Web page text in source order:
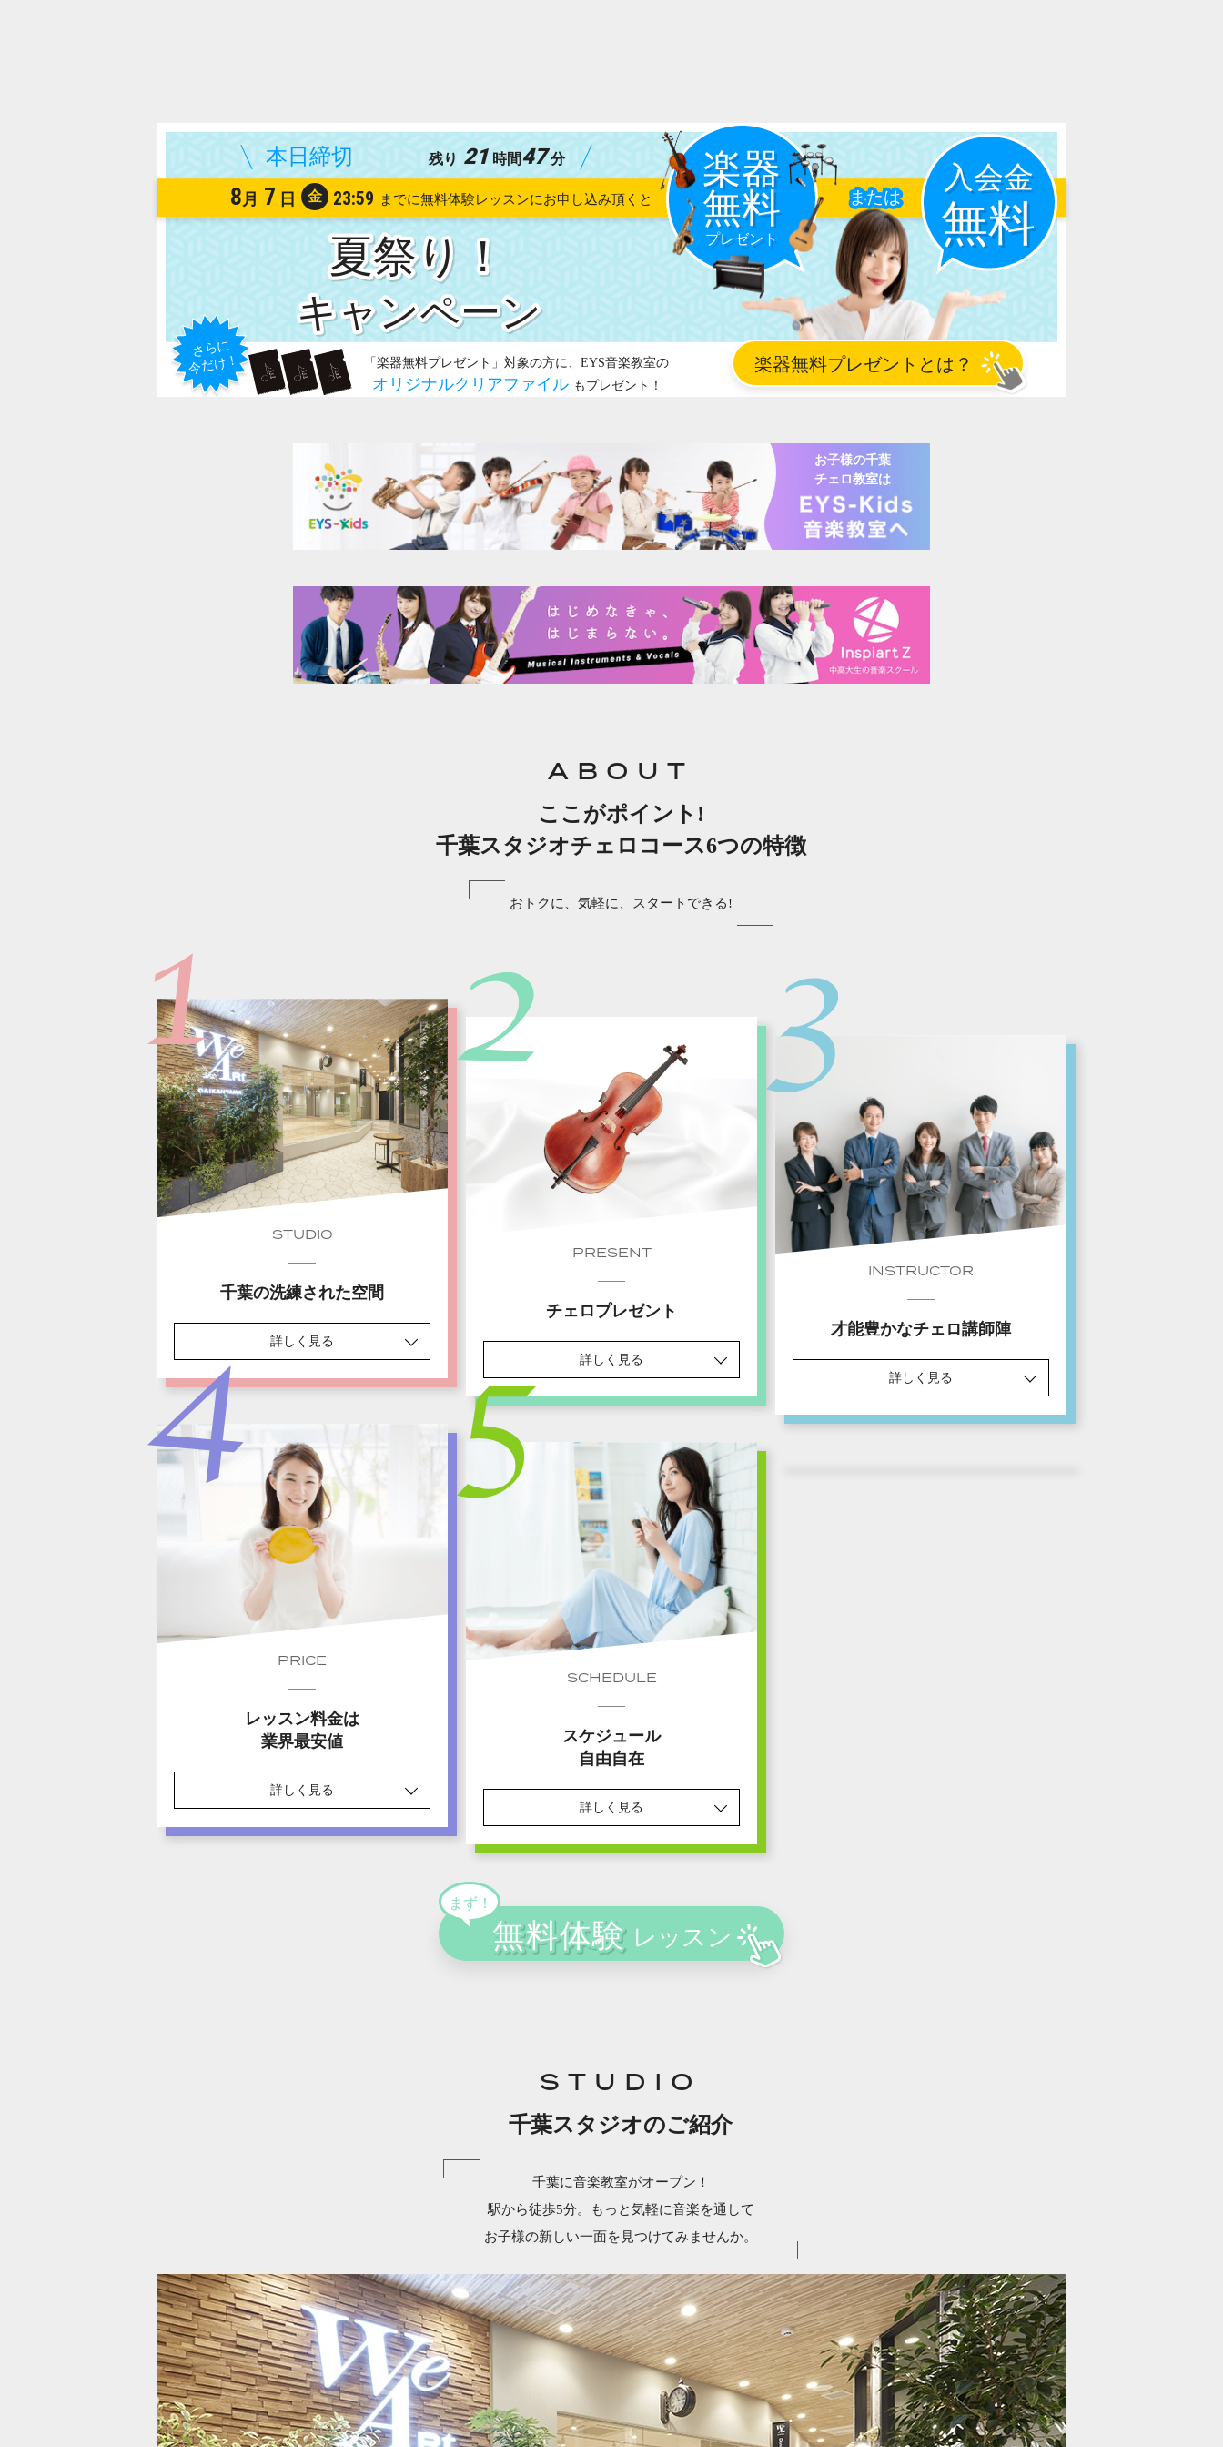
夏祭り！
8月 7 日 金 23:59
残り 21 時間 47 分
お子様の千葉
チェロ教室は
ABOUT
ここがポイント!
千葉スタジオチェロコース6つの特徴
おトクに、気軽に、スタートできる!
STUDIO
千葉の洗練された空間
詳しく見る
PRESENT
チェロプレゼント
詳しく見る
INSTRUCTOR
才能豊かなチェロ講師陣
詳しく見る
PRICE
レッスン料金は
業界最安値
詳しく見る
SCHEDULE
スケジュール
自由自在
詳しく見る
STUDIO
千葉スタジオのご紹介
千葉に音楽教室がオープン！
駅から徒歩5分。もっと気軽に音楽を通して
お子様の新しい一面を見つけてみませんか。